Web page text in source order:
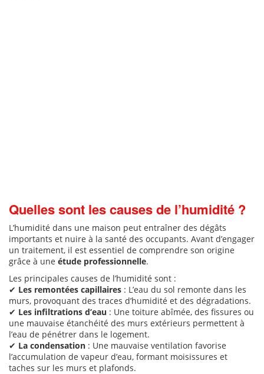
Quelles sont les causes de l’humidité ?
L’humidité dans une maison peut entraîner des dégâts
importants et nuire à la santé des occupants. Avant d’engager
un traitement, il est essentiel de comprendre son origine
grâce à une étude professionnelle.
Les principales causes de l’humidité sont :
✔ Les remontées capillaires : L’eau du sol remonte dans les
murs, provoquant des traces d’humidité et des dégradations.
✔ Les infiltrations d’eau : Une toiture abîmée, des fissures ou
une mauvaise étanchéité des murs extérieurs permettent à
l’eau de pénétrer dans le logement.
✔ La condensation : Une mauvaise ventilation favorise
l’accumulation de vapeur d’eau, formant moisissures et
taches sur les murs et plafonds.